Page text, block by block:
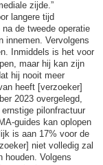
zijde.”
langere tijd
de tweede operatie
innemen. Vervolgens
Inmiddels is het voor
maar hij kan zijn
hij nooit meer
heeft [verzoeker]
2023 overgelegd,
pilonfractuur
guides kan oplopen
is aan 17% voor de
niet volledig zal
houden. Volgens